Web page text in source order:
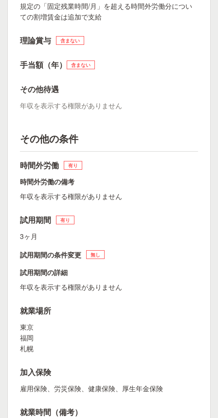
規定の「固定残業時間/月」を超える時間外労働分につい
ての割増賃金は追加で支給
理論賞与 含まない
手当額（年） 含まない
その他待遇
年収を表示する権限がありません
その他の条件
時間外労働 有り
時間外労働の備考
年収を表示する権限がありません
試用期間 有り
3ヶ月
試用期間の条件変更
無し
試用期間の詳細
年収を表示する権限がありません
就業場所
東京
福岡
札幌
加入保険
雇用保険、労災保険、健康保険、厚生年金保険
就業時間（備考）